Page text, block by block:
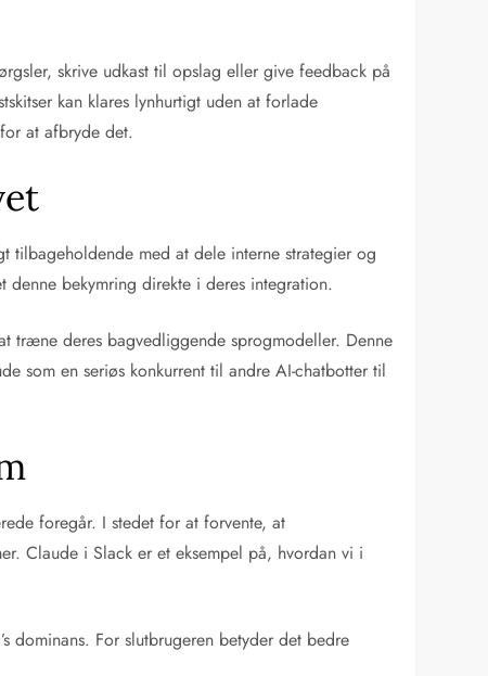
skrive udkast til opslag eller give feedback på
kan klares lynhurtigt uden at forlade
at afbryde det.
tilbageholdende med at dele interne strategier og
bekymring direkte i deres integration.
træne deres bagvedliggende sprogmodeller. Denne
som en seriøs konkurrent til andre AI-chatbotter til
foregår. I stedet for at forvente, at
Claude i Slack er et eksempel på, hvordan vi i
dominans. For slutbrugeren betyder det bedre